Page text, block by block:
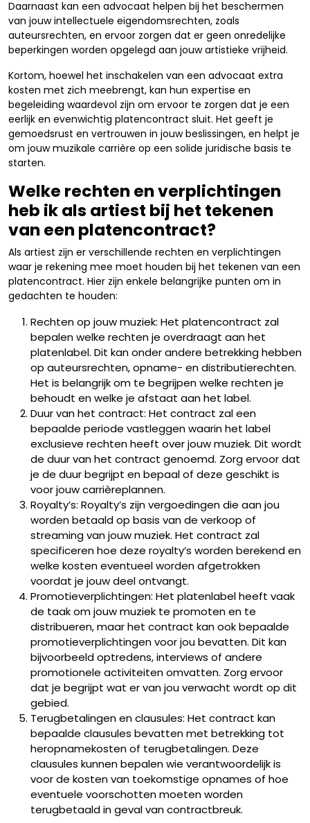
Daarnaast kan een advocaat helpen bij het beschermen
van jouw intellectuele eigendomsrechten, zoals
auteursrechten, en ervoor zorgen dat er geen onredelijke
beperkingen worden opgelegd aan jouw artistieke vrijheid.
Kortom, hoewel het inschakelen van een advocaat extra
kosten met zich meebrengt, kan hun expertise en
begeleiding waardevol zijn om ervoor te zorgen dat je een
eerlijk en evenwichtig platencontract sluit. Het geeft je
gemoedsrust en vertrouwen in jouw beslissingen, en helpt je
om jouw muzikale carrière op een solide juridische basis te
starten.
Welke rechten en verplichtingen
heb ik als artiest bij het tekenen
van een platencontract?
Als artiest zijn er verschillende rechten en verplichtingen
waar je rekening mee moet houden bij het tekenen van een
platencontract. Hier zijn enkele belangrijke punten om in
gedachten te houden:
Rechten op jouw muziek: Het platencontract zal
bepalen welke rechten je overdraagt aan het
platenlabel. Dit kan onder andere betrekking hebben
op auteursrechten, opname- en distributierechten.
Het is belangrijk om te begrijpen welke rechten je
behoudt en welke je afstaat aan het label.
Duur van het contract: Het contract zal een
bepaalde periode vastleggen waarin het label
exclusieve rechten heeft over jouw muziek. Dit wordt
de duur van het contract genoemd. Zorg ervoor dat
je de duur begrijpt en bepaal of deze geschikt is
voor jouw carrièreplannen.
Royalty’s: Royalty’s zijn vergoedingen die aan jou
worden betaald op basis van de verkoop of
streaming van jouw muziek. Het contract zal
specificeren hoe deze royalty’s worden berekend en
welke kosten eventueel worden afgetrokken
voordat je jouw deel ontvangt.
Promotieverplichtingen: Het platenlabel heeft vaak
de taak om jouw muziek te promoten en te
distribueren, maar het contract kan ook bepaalde
promotieverplichtingen voor jou bevatten. Dit kan
bijvoorbeeld optredens, interviews of andere
promotionele activiteiten omvatten. Zorg ervoor
dat je begrijpt wat er van jou verwacht wordt op dit
gebied.
Terugbetalingen en clausules: Het contract kan
bepaalde clausules bevatten met betrekking tot
heropnamekosten of terugbetalingen. Deze
clausules kunnen bepalen wie verantwoordelijk is
voor de kosten van toekomstige opnames of hoe
eventuele voorschotten moeten worden
terugbetaald in geval van contractbreuk.